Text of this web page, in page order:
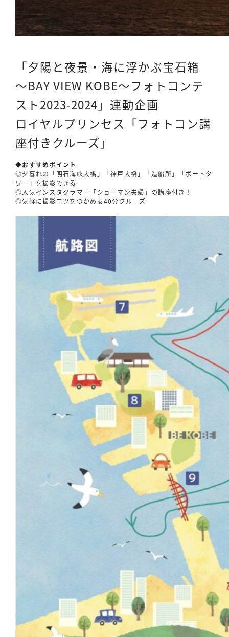
「夕陽と夜景・海に浮かぶ宝石箱
～BAY VIEW KOBE～フォトコンテ
スト2023-2024」連動企画
ロイヤルプリンセス「フォトコン講
座付きクルーズ」
◆おすすめポイント
◎夕暮れの「明石海峡大橋」「神戸大橋」「造船所」「ポートタ
ワー」を撮影できる
◎人気インスタグラマー「ショーマン夫婦」の講座付き！
◎気軽に撮影コツをつかめる40分クルーズ